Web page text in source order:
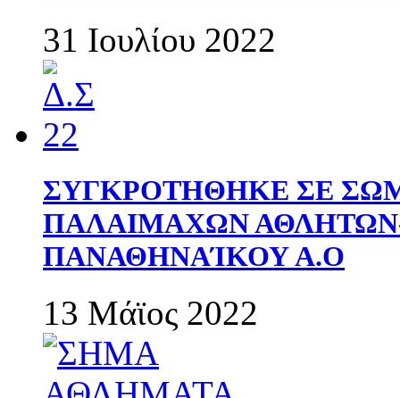
31 Ιουλίου 2022
ΣΥΓΚΡΟΤΗΘΗΚΕ ΣΕ
ΠΑΛΑΙΜΑΧΩΝ
ΠΑΝΑΘΗΝΑΊΚΟΥ Α.Ο
13 Μάϊος 2022